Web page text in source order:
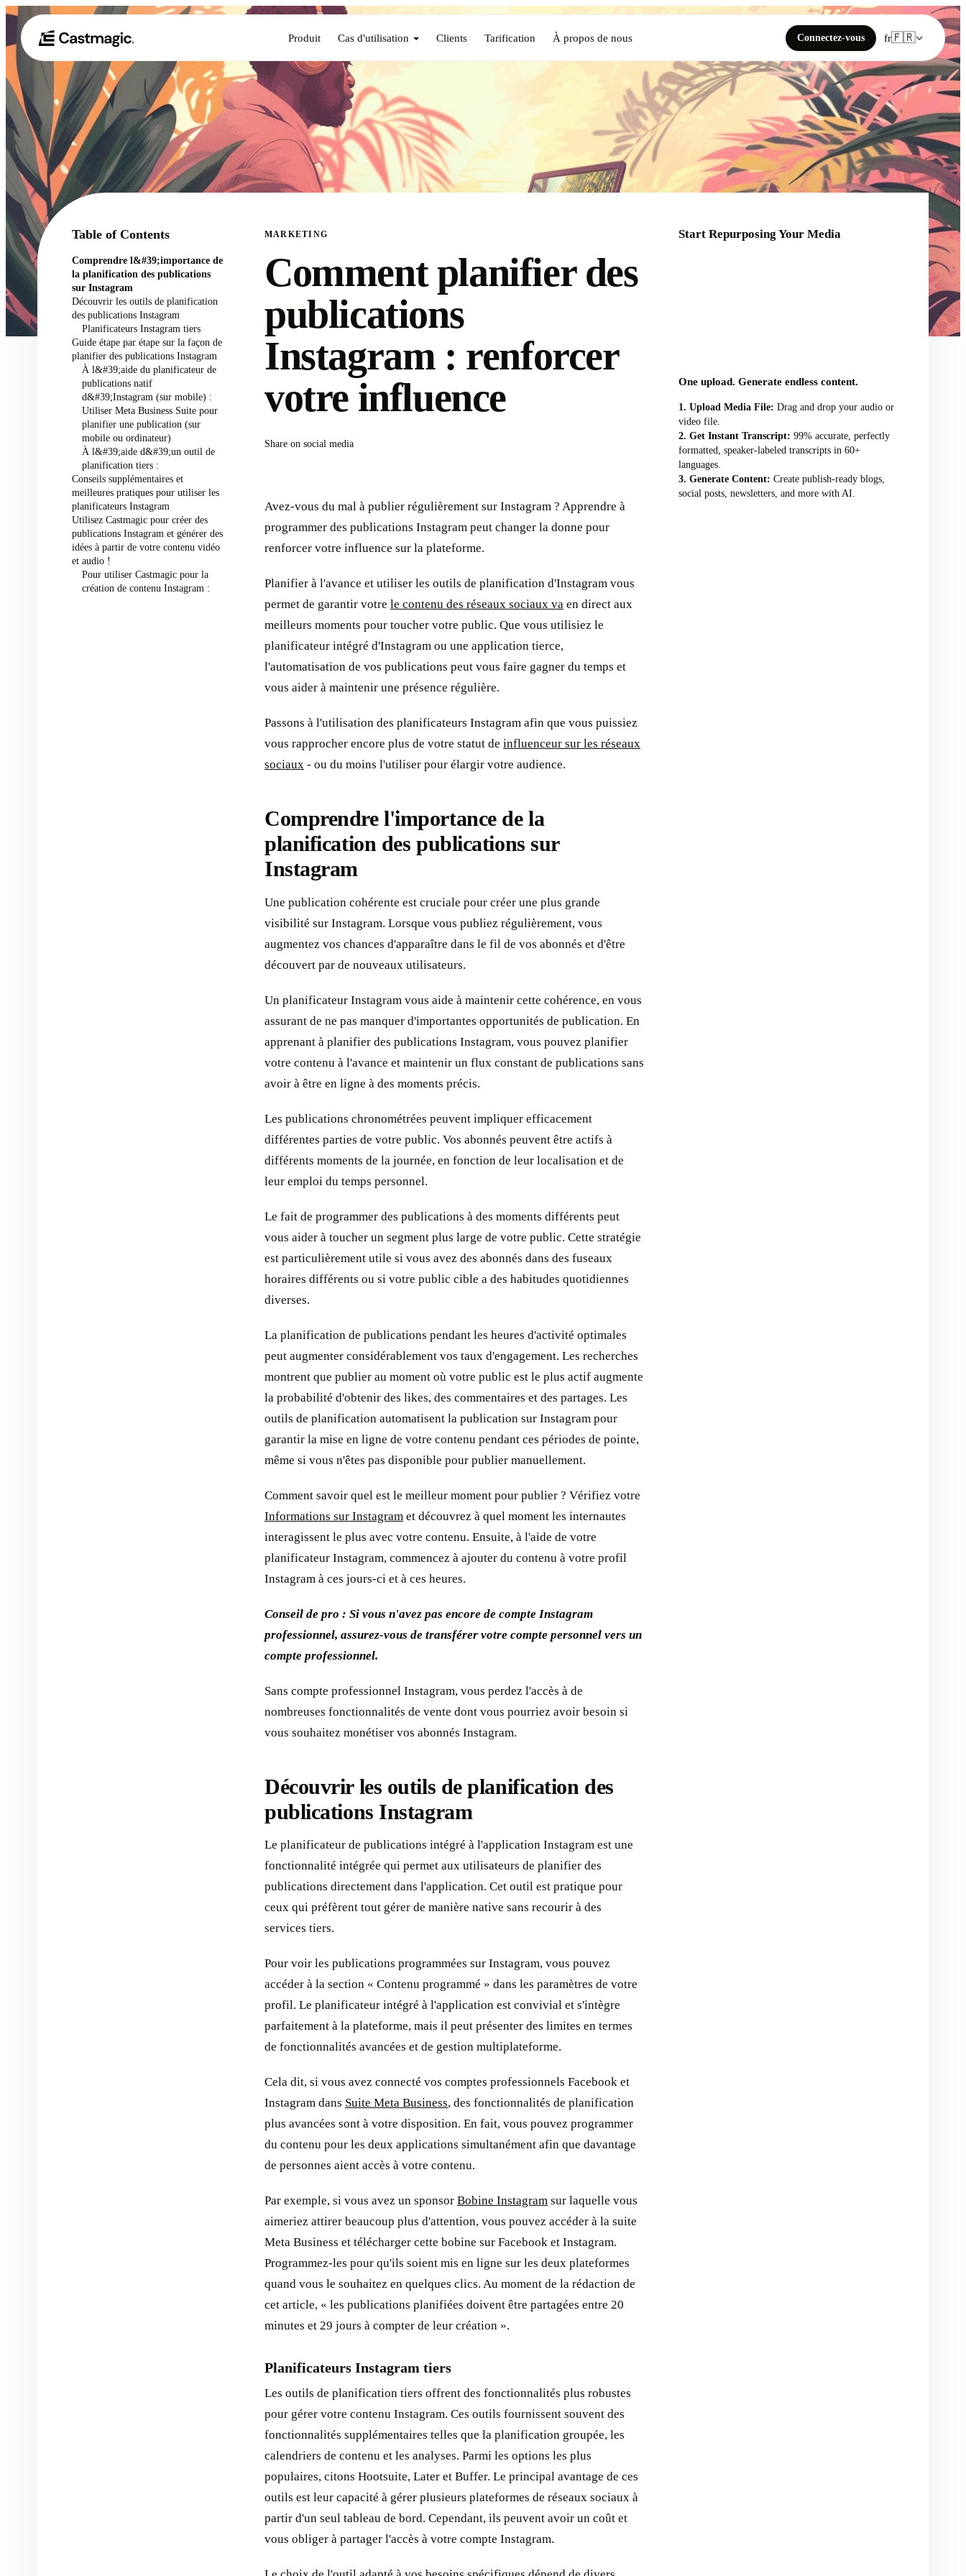
Produit Cas d'utilisation Clients Tarification À propos de nous Connectez-vous fr🇫🇷
Table of Contents
Comprendre l&#39;importance de
la planification des publications
sur Instagram
Découvrir les outils de planification
des publications Instagram
Planificateurs Instagram tiers
Guide étape par étape sur la façon de
planifier des publications Instagram
À l&#39;aide du planificateur de
publications natif
d&#39;Instagram (sur mobile) :
Utiliser Meta Business Suite pour
planifier une publication (sur
mobile ou ordinateur)
À l&#39;aide d&#39;un outil de
planification tiers :
Conseils supplémentaires et
meilleures pratiques pour utiliser les
planificateurs Instagram
Utilisez Castmagic pour créer des
publications Instagram et générer des
idées à partir de votre contenu vidéo
et audio !
Pour utiliser Castmagic pour la
création de contenu Instagram :
MARKETING
Comment planifier des
publications
Instagram : renforcer
votre influence
Share on social media
Avez-vous du mal à publier régulièrement sur Instagram ? Apprendre à
programmer des publications Instagram peut changer la donne pour
renforcer votre influence sur la plateforme.
Planifier à l'avance et utiliser les outils de planification d'Instagram vous
permet de garantir votre le contenu des réseaux sociaux va en direct aux
meilleurs moments pour toucher votre public. Que vous utilisiez le
planificateur intégré d'Instagram ou une application tierce,
l'automatisation de vos publications peut vous faire gagner du temps et
vous aider à maintenir une présence régulière.
Passons à l'utilisation des planificateurs Instagram afin que vous puissiez
vous rapprocher encore plus de votre statut de influenceur sur les réseaux
sociaux - ou du moins l'utiliser pour élargir votre audience.
Comprendre l'importance de la
planification des publications sur
Instagram
Une publication cohérente est cruciale pour créer une plus grande
visibilité sur Instagram. Lorsque vous publiez régulièrement, vous
augmentez vos chances d'apparaître dans le fil de vos abonnés et d'être
découvert par de nouveaux utilisateurs.
Un planificateur Instagram vous aide à maintenir cette cohérence, en vous
assurant de ne pas manquer d'importantes opportunités de publication. En
apprenant à planifier des publications Instagram, vous pouvez planifier
votre contenu à l'avance et maintenir un flux constant de publications sans
avoir à être en ligne à des moments précis.
Les publications chronométrées peuvent impliquer efficacement
différentes parties de votre public. Vos abonnés peuvent être actifs à
différents moments de la journée, en fonction de leur localisation et de
leur emploi du temps personnel.
Le fait de programmer des publications à des moments différents peut
vous aider à toucher un segment plus large de votre public. Cette stratégie
est particulièrement utile si vous avez des abonnés dans des fuseaux
horaires différents ou si votre public cible a des habitudes quotidiennes
diverses.
La planification de publications pendant les heures d'activité optimales
peut augmenter considérablement vos taux d'engagement. Les recherches
montrent que publier au moment où votre public est le plus actif augmente
la probabilité d'obtenir des likes, des commentaires et des partages. Les
outils de planification automatisent la publication sur Instagram pour
garantir la mise en ligne de votre contenu pendant ces périodes de pointe,
même si vous n'êtes pas disponible pour publier manuellement.
Comment savoir quel est le meilleur moment pour publier ? Vérifiez votre
Informations sur Instagram et découvrez à quel moment les internautes
interagissent le plus avec votre contenu. Ensuite, à l'aide de votre
planificateur Instagram, commencez à ajouter du contenu à votre profil
Instagram à ces jours-ci et à ces heures.
Conseil de pro : Si vous n'avez pas encore de compte Instagram
professionnel, assurez-vous de transférer votre compte personnel vers un
compte professionnel.
Sans compte professionnel Instagram, vous perdez l'accès à de
nombreuses fonctionnalités de vente dont vous pourriez avoir besoin si
vous souhaitez monétiser vos abonnés Instagram.
Découvrir les outils de planification des
publications Instagram
Le planificateur de publications intégré à l'application Instagram est une
fonctionnalité intégrée qui permet aux utilisateurs de planifier des
publications directement dans l'application. Cet outil est pratique pour
ceux qui préfèrent tout gérer de manière native sans recourir à des
services tiers.
Pour voir les publications programmées sur Instagram, vous pouvez
accéder à la section « Contenu programmé » dans les paramètres de votre
profil. Le planificateur intégré à l'application est convivial et s'intègre
parfaitement à la plateforme, mais il peut présenter des limites en termes
de fonctionnalités avancées et de gestion multiplateforme.
Cela dit, si vous avez connecté vos comptes professionnels Facebook et
Instagram dans Suite Meta Business, des fonctionnalités de planification
plus avancées sont à votre disposition. En fait, vous pouvez programmer
du contenu pour les deux applications simultanément afin que davantage
de personnes aient accès à votre contenu.
Par exemple, si vous avez un sponsor Bobine Instagram sur laquelle vous
aimeriez attirer beaucoup plus d'attention, vous pouvez accéder à la suite
Meta Business et télécharger cette bobine sur Facebook et Instagram.
Programmez-les pour qu'ils soient mis en ligne sur les deux plateformes
quand vous le souhaitez en quelques clics. Au moment de la rédaction de
cet article, « les publications planifiées doivent être partagées entre 20
minutes et 29 jours à compter de leur création ».
Planificateurs Instagram tiers
Les outils de planification tiers offrent des fonctionnalités plus robustes
pour gérer votre contenu Instagram. Ces outils fournissent souvent des
fonctionnalités supplémentaires telles que la planification groupée, les
calendriers de contenu et les analyses. Parmi les options les plus
populaires, citons Hootsuite, Later et Buffer. Le principal avantage de ces
outils est leur capacité à gérer plusieurs plateformes de réseaux sociaux à
partir d'un seul tableau de bord. Cependant, ils peuvent avoir un coût et
vous obliger à partager l'accès à votre compte Instagram.
Start Repurposing Your Media
One upload. Generate endless content.
Upload Media File: Drag and drop your audio or
video file.
Get Instant Transcript: 99% accurate, perfectly
formatted, speaker-labeled transcripts in 60+
languages.
Generate Content: Create publish-ready blogs,
social posts, newsletters, and more with AI.